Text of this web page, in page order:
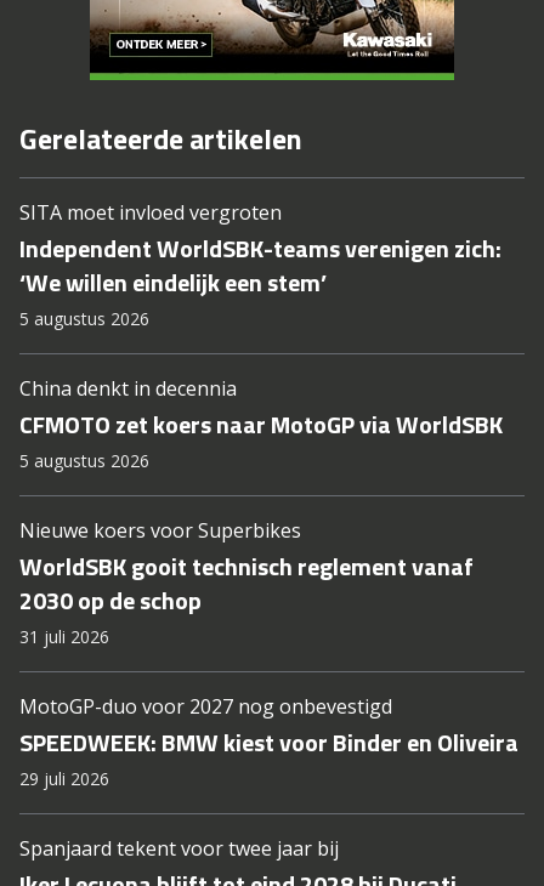
Gerelateerde artikelen
SITA moet invloed vergroten
Independent WorldSBK-teams verenigen zich:
‘We willen eindelijk een stem’
5 augustus 2026
China denkt in decennia
CFMOTO zet koers naar MotoGP via WorldSBK
5 augustus 2026
Nieuwe koers voor Superbikes
WorldSBK gooit technisch reglement vanaf
2030 op de schop
31 juli 2026
MotoGP-duo voor 2027 nog onbevestigd
SPEEDWEEK: BMW kiest voor Binder en Oliveira
29 juli 2026
Spanjaard tekent voor twee jaar bij